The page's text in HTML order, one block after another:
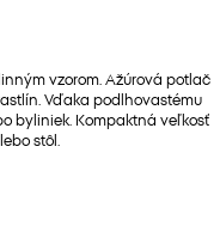
vzorom. Ažúrová potlač
Vďaka podlhovastému
byliniek. Kompaktná veľkosť
stôl.